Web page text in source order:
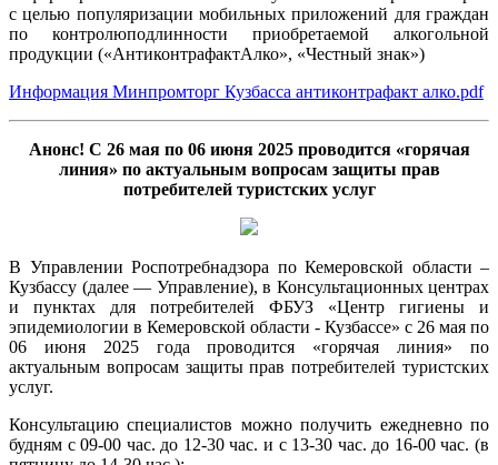
с целью популяризации мобильных приложений для граждан
по контролюподлинности приобретаемой алкогольной
продукции («АнтиконтрафактАлко», «Честный знак»)
Информация Минпромторг Кузбасса антиконтрафакт алко.pdf
Анонс! С 26 мая по 06 июня 2025 проводится «горячая
линия» по актуальным вопросам защиты прав
потребителей туристских услуг
В Управлении Роспотребнадзора по Кемеровской области –
Кузбассу (далее — Управление), в Консультационных центрах
и пунктах для потребителей ФБУЗ «Центр гигиены и
эпидемиологии в Кемеровской области - Кузбассе» с 26 мая по
06 июня 2025 года проводится «горячая линия» по
актуальным вопросам защиты прав потребителей туристских
услуг.
Консультацию специалистов можно получить ежедневно по
будням с 09-00 час. до 12-30 час. и с 13-30 час. до 16-00 час. (в